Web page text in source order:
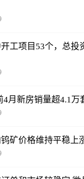
工项目53个，总投
4月新房销量超4.1万
矿价格维持平稳上